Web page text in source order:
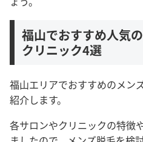
福山でおすすめ人気
クリニック4選
福山エリアでおすすめのメン
紹介します。
各サロンやクリニックの特徴